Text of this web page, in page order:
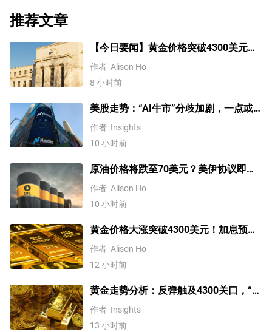
推荐文章
【今日要闻】黄金价格突破4300美元，
比特币逼近6.5万，关注伊朗谈判
作者 Alison Ho
8 小时前
美股走势：“AI牛市”分歧加剧，一点或
预示中期调整难以避免？
作者 Insights
10 小时前
原油价格将跌至70美元？美伊协议即将
达成，但小心冲突再起
作者 Alison Ho
10 小时前
黄金价格大涨突破4300美元！加息预期
降温叠加央行购金，未来继续涨？
作者 Alison Ho
12 小时前
黄金走势分析：反弹触及4300关口，“双
底”确立剑指这一目标！
作者 Insights
13 小时前